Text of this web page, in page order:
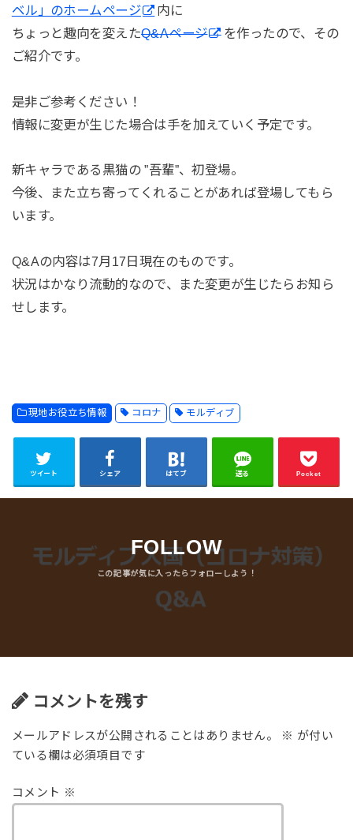
ベル」のホームページ
内に
ちょっと趣向を変えたQ&Aページ
を作ったので、その
ご紹介です。
是非ご参考ください！
情報に変更が生じた場合は手を加えていく予定です。
新キャラである黒猫の ”吾輩”、初登場。
今後、また立ち寄ってくれることがあれば登場してもら
います。
Q&Aの内容は7月17日現在のものです。
状況はかなり流動的なので、また変更が生じたらお知ら
せします。
現地お役立ち情報 コロナ モルディブ
ツイート シェア はてブ 送る Pocket
FOLLOW
コメントを残す
メールアドレスが公開されることはありません。 ※ が付い
ている欄は必須項目です
コメント ※